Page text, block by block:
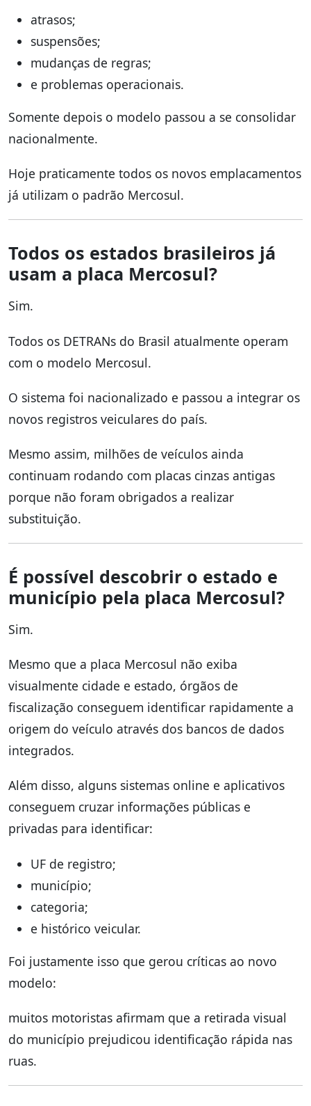
atrasos;
suspensões;
mudanças de regras;
e problemas operacionais.
Somente depois o modelo passou a se consolidar
nacionalmente.
Hoje praticamente todos os novos emplacamentos
já utilizam o padrão Mercosul.
Todos os estados brasileiros já
usam a placa Mercosul?
Sim.
Todos os DETRANs do Brasil atualmente operam
com o modelo Mercosul.
O sistema foi nacionalizado e passou a integrar os
novos registros veiculares do país.
Mesmo assim, milhões de veículos ainda
continuam rodando com placas cinzas antigas
porque não foram obrigados a realizar
substituição.
É possível descobrir o estado e
município pela placa Mercosul?
Sim.
Mesmo que a placa Mercosul não exiba
visualmente cidade e estado, órgãos de
fiscalização conseguem identificar rapidamente a
origem do veículo através dos bancos de dados
integrados.
Além disso, alguns sistemas online e aplicativos
conseguem cruzar informações públicas e
privadas para identificar:
UF de registro;
município;
categoria;
e histórico veicular.
Foi justamente isso que gerou críticas ao novo
modelo:
muitos motoristas afirmam que a retirada visual
do município prejudicou identificação rápida nas
ruas.